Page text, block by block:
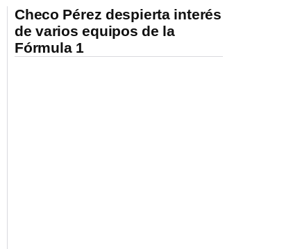
Checo Pérez despierta interés
de varios equipos de la
Fórmula 1